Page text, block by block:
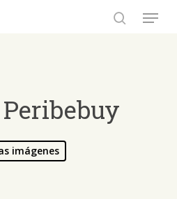
Menu
imágenes